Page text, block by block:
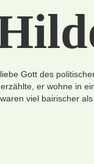
Gott des
er wohne in
viel bairischer